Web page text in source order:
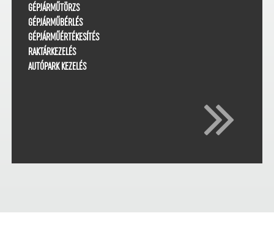
GÉPJÁRMŰTÖRZS
GÉPJÁRMŰBÉRLÉS
GÉPJÁRMŰÉRTÉKESÍTÉS
RAKTÁRKEZELÉS
AUTÓPARK KEZELÉS